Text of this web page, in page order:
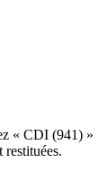
« CDI (941) »